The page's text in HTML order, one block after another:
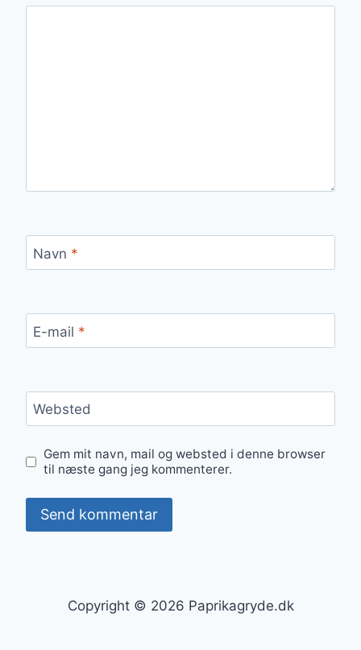
Navn *
E-mail *
Websted
Gem mit navn, mail og websted i denne browser
til næste gang jeg kommenterer.
Copyright © 2026 Paprikagryde.dk